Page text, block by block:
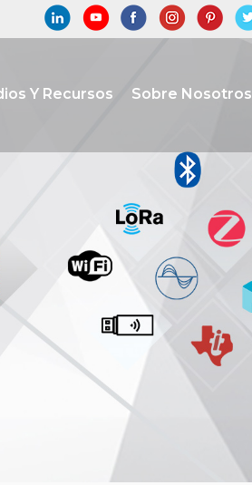
Y Recursos Sobre Nosotros